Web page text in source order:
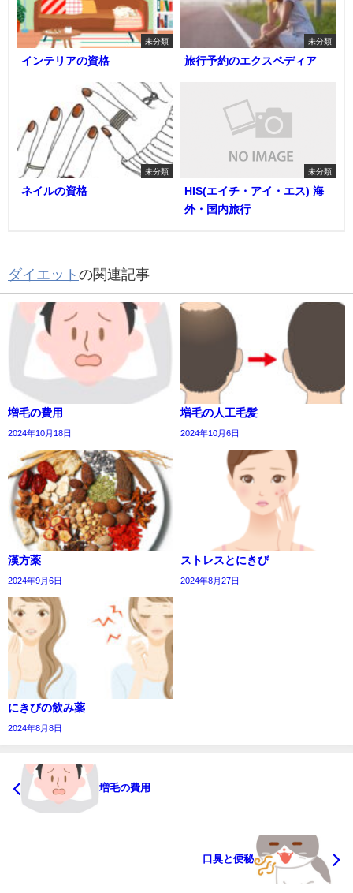
未分類
インテリアの資格
未分類
旅行予約のエクスペディア
未分類
ネイルの資格
未分類
HIS(エイチ・アイ・エス) 海
外・国内旅行
ダイエット の関連記事
増毛の費用
2024年10月18日
増毛の人工毛髪
2024年10月6日
漢方薬
2024年9月6日
ストレスとにきび
2024年8月27日
にきびの飲み薬
2024年8月8日
増毛の費用
口臭と便秘